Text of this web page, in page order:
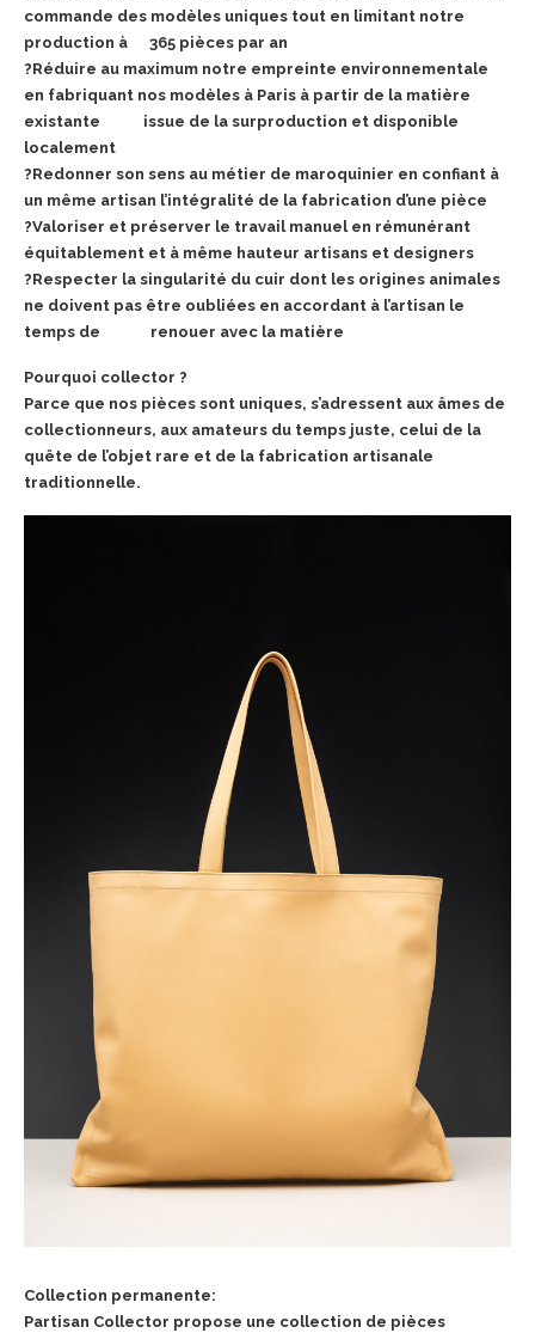
commande des modèles uniques tout en limitant notre
production à 365 pièces par an
?Réduire au maximum notre empreinte environnementale
en fabriquant nos modèles à Paris à partir de la matière
existante issue de la surproduction et disponible
localement
?Redonner son sens au métier de maroquinier en confiant à
un même artisan l’intégralité de la fabrication d’une pièce
?Valoriser et préserver le travail manuel en rémunérant
équitablement et à même hauteur artisans et designers
?Respecter la singularité du cuir dont les origines animales
ne doivent pas être oubliées en accordant à l’artisan le
temps de renouer avec la matière
Pourquoi collector ?
Parce que nos pièces sont uniques, s’adressent aux âmes de
collectionneurs, aux amateurs du temps juste, celui de la
quête de l’objet rare et de la fabrication artisanale
traditionnelle.
Collection permanente:
Partisan Collector propose une collection de pièces